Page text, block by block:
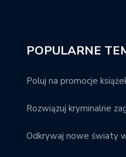
POPULARNE
Poluj na promocje
Rozwiązuj kryminalne
Odkrywaj nowe światy